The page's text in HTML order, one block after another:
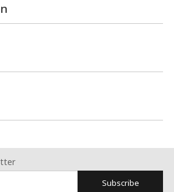
Subscribe